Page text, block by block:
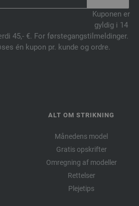
Kuponen er
gyldig i 14
45,- €. For førstegangstilmeldinger.
én kupon pr. kunde og ordre.
ALT OM STRIKNING
Månedens model
Gratis opskrifter
Omregning af modeller
Rettelser
Plejetips